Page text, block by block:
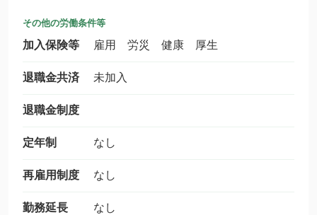
その他の労働条件等
加入保険等 雇用 労災 健康 厚生
退職金共済 未加入
退職金制度
定年制 なし
再雇用制度 なし
勤務延長 なし